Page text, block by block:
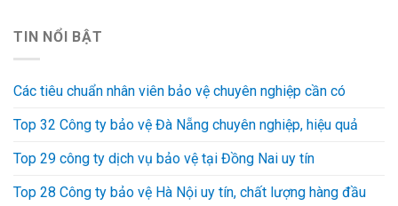
TIN NỔI BẬT
Các tiêu chuẩn nhân viên bảo vệ chuyên nghiệp cần có
Top 32 Công ty bảo vệ Đà Nẵng chuyên nghiệp, hiệu quả
Top 29 công ty dịch vụ bảo vệ tại Đồng Nai uy tín
Top 28 Công ty bảo vệ Hà Nội uy tín, chất lượng hàng đầu